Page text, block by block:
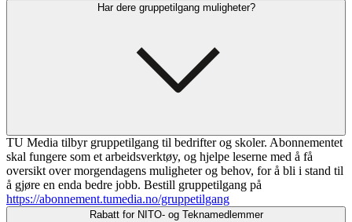
Har dere gruppetilgang muligheter?
TU Media tilbyr gruppetilgang til bedrifter og skoler. Abonnementet
skal fungere som et arbeidsverktøy, og hjelpe leserne med å få
oversikt over morgendagens muligheter og behov, for å bli i stand til
å gjøre en enda bedre jobb. Bestill gruppetilgang på
https://abonnement.tumedia.no/gruppetilgang
Rabatt for NITO- og Teknamedlemmer